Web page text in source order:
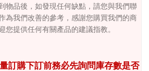
物品後，如發現任何缺點，請您與我們聯
為我們改善的參考，感謝您購買我們的商
您提供任何有關產品的建議指教。
訂購下訂前務必先詢問庫存數是否